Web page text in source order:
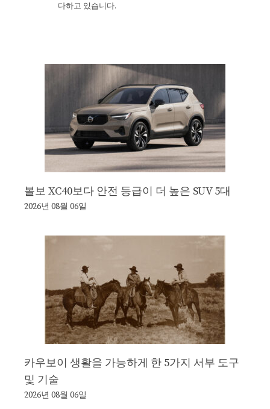
다하고 있습니다.
볼보 XC40보다 안전 등급이 더 높은 SUV 5대
2026년 08월 06일
카우보이 생활을 가능하게 한 5가지 서부 도구
및 기술
2026년 08월 06일